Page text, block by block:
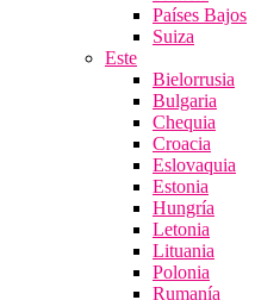
Países Bajos
Suiza
Este
Bielorrusia
Bulgaria
Chequia
Croacia
Eslovaquia
Estonia
Hungría
Letonia
Lituania
Polonia
Rumanía